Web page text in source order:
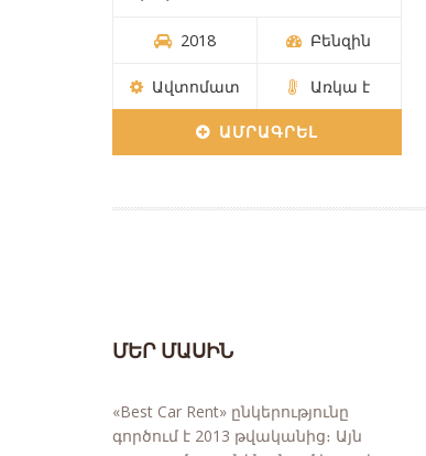
2018 Բենզին
Ավտոմատ Առկա է
ԱՄՐԱԳՐԵԼ
ՄԵՐ ՄԱՍԻՆ
«Best Car Rent» ընկերությունը
գործում է 2013 թվականից։ Այն